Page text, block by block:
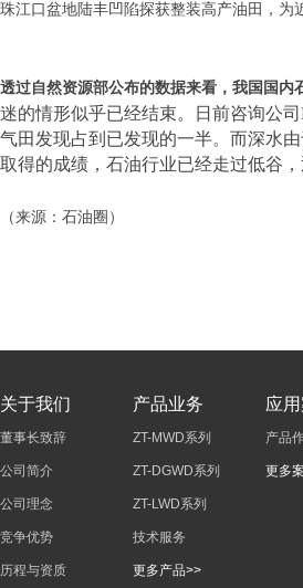
珠江口盆地陆丰凹陷探获整装高产油田，为
透过自然资源部公布的数据来看，我国国
迷的情形似乎已经结束。 日前咨询公司
气田发现占到已发现的一半。 而深水
取得的成绩，石油行业已经走过低谷
（来源：石油圈）
关于我们
董事长致辞
公司简介
公司理念
竞争优势
历程与资质
产品业务
ZT-MWD系列
ZT-DGWD系列
ZT-LWD系列
技术服务
更多产品>>
应
产品
更多